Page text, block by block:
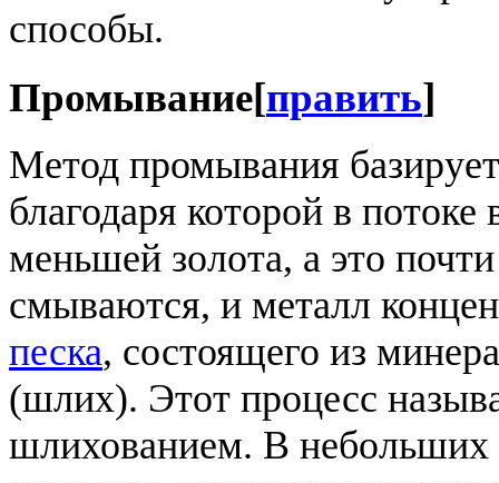
способы.
Промывание[править]
Метод промывания
благодаря которой в
меньшей золота, а это
смываются, и металл
песка, состоящего из
(шлих). Этот процесс
шлихованием. В небольших